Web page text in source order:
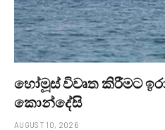
හෝමූස් විවෘත කිරීමට
කොන්දේසි
AUGUST 10, 2026